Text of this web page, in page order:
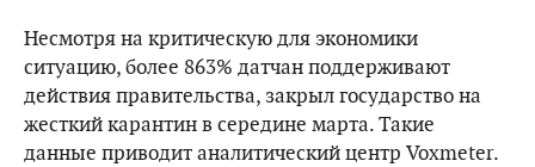
Несмотря на критическую для экономики
ситуацию, более 863% датчан поддерживают
действия правительства, закрыл государство на
жесткий карантин в середине марта. Такие
данные приводит аналитический центр Voxmeter.